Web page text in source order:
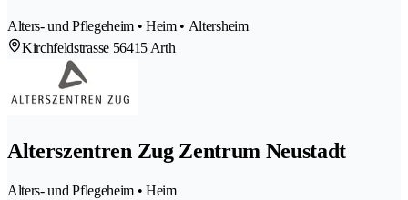
Alters- und Pflegeheim • Heim • Altersheim
Kirchfeldstrasse 56415 Arth
Alterszentren Zug Zentrum Neustadt
Alters- und Pflegeheim • Heim